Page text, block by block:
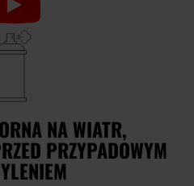
NA WIATR,
PRZYPADOWYM